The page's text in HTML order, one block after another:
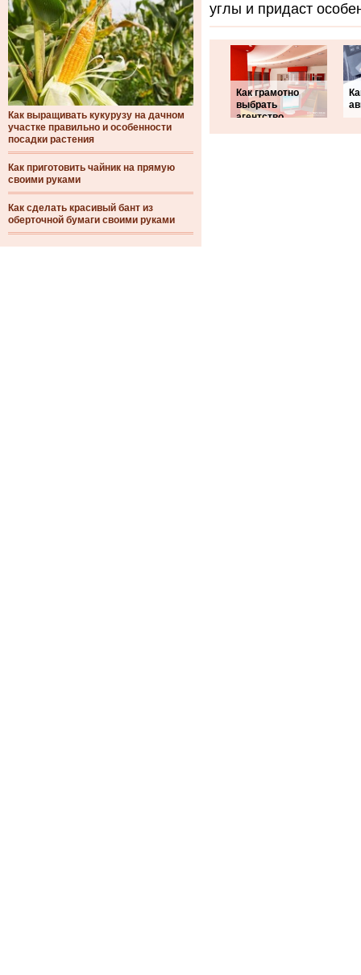
Как выращивать кукурузу на дачном
участке правильно и особенности
посадки растения
Как приготовить чайник на прямую
своими руками
Как сделать красивый бант из
оберточной бумаги своими руками
углы и придаст
Как грамотно
выбрать
агентство